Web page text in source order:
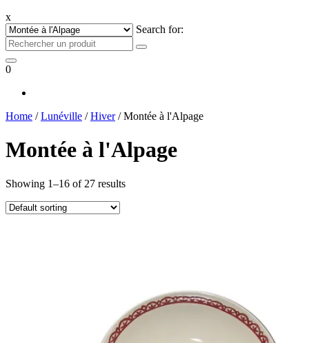
x
Search for:
0
Home /Lunéville /Hiver/ Montée à l'Alpage
Montée à l'Alpage
Showing 1–16 of 27 results